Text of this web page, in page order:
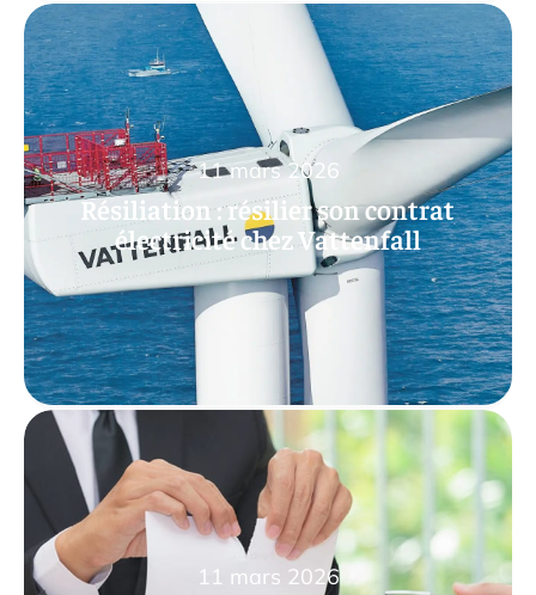
Résiliation : résilier son contrat
électricité chez Vattenfall
11 mars 2026
11 mars 2026